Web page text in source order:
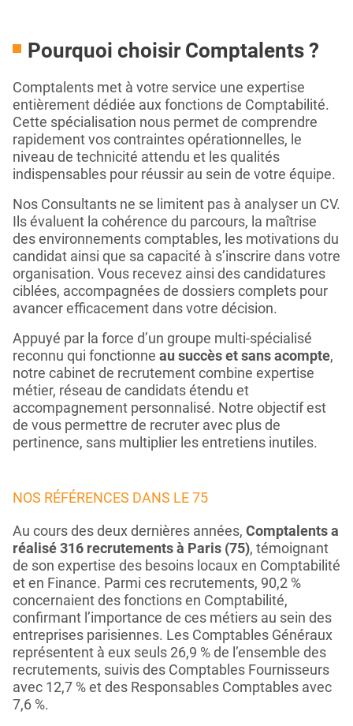
Pourquoi choisir Comptalents ?
Comptalents met à votre service une expertise
entièrement dédiée aux fonctions de Comptabilité.
Cette spécialisation nous permet de comprendre
rapidement vos contraintes opérationnelles, le
niveau de technicité attendu et les qualités
indispensables pour réussir au sein de votre équipe.
Nos Consultants ne se limitent pas à analyser un CV.
Ils évaluent la cohérence du parcours, la maîtrise
des environnements comptables, les motivations du
candidat ainsi que sa capacité à s’inscrire dans votre
organisation. Vous recevez ainsi des candidatures
ciblées, accompagnées de dossiers complets pour
avancer efficacement dans votre décision.
Appuyé par la force d’un groupe multi-spécialisé
reconnu qui fonctionne au succès et sans acompte,
notre cabinet de recrutement combine expertise
métier, réseau de candidats étendu et
accompagnement personnalisé. Notre objectif est
de vous permettre de recruter avec plus de
pertinence, sans multiplier les entretiens inutiles.
NOS RÉFÉRENCES DANS LE 75
Au cours des deux dernières années, Comptalents a
réalisé 316 recrutements à Paris (75), témoignant
de son expertise des besoins locaux en Comptabilité
et en Finance. Parmi ces recrutements, 90,2 %
concernaient des fonctions en Comptabilité,
confirmant l’importance de ces métiers au sein des
entreprises parisiennes. Les Comptables Généraux
représentent à eux seuls 26,9 % de l’ensemble des
recrutements, suivis des Comptables Fournisseurs
avec 12,7 % et des Responsables Comptables avec
7,6 %.